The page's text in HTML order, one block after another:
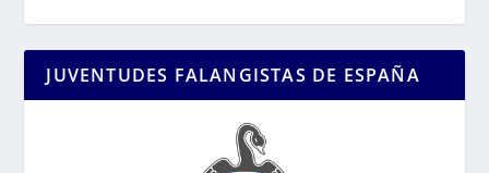
JUVENTUDES FALANGISTAS DE ESPAÑA